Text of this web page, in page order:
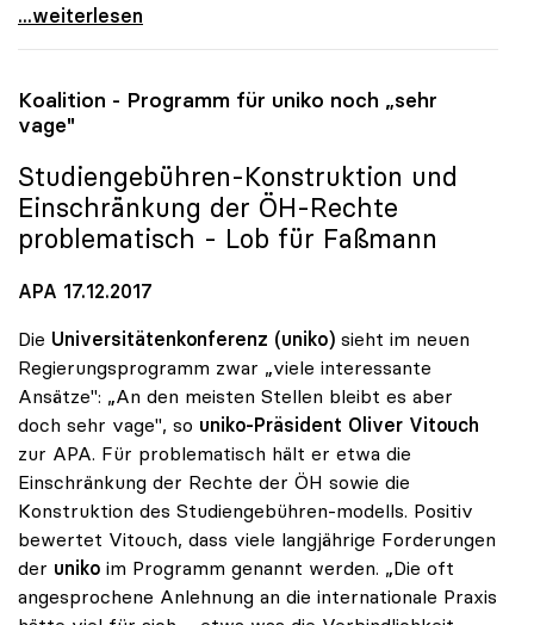
Vitouch: Personalentscheidungen der
...weiterlesen
Koalition - Programm für uniko noch „sehr
vage"
Studiengebühren-Konstruktion und
Einschränkung der ÖH-Rechte
problematisch - Lob für Faßmann
APA 17.12.2017
Die Universitätenkonferenz (uniko) sieht im neuen
Regierungsprogramm zwar „viele interessante
Ansätze": „An den meisten Stellen bleibt es aber
doch sehr vage", so uniko-Präsident Oliver Vitouch
zur APA. Für problematisch hält er etwa die
Einschränkung der Rechte der ÖH sowie die
Konstruktion des Studiengebühren-modells. Positiv
bewertet Vitouch, dass viele langjährige Forderungen
der uniko im Programm genannt werden. „Die oft
angesprochene Anlehnung an die internationale Praxis